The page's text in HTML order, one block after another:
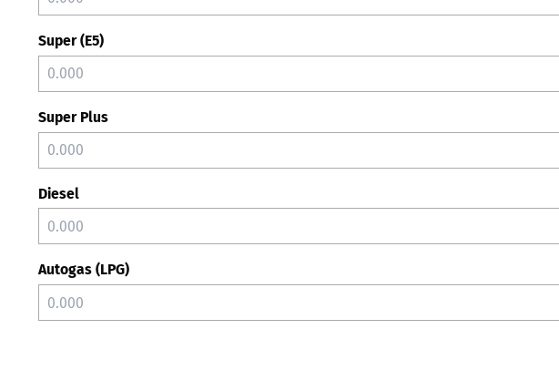
Super (E5)
Super Plus
Diesel
Autogas (LPG)